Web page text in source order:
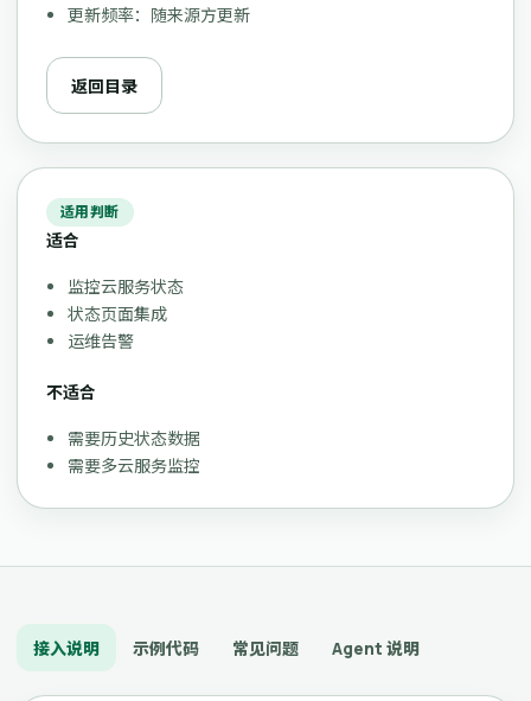
更新频率：随来源方更新
返回目录
适用判断
适合
监控云服务状态
状态页面集成
运维告警
不适合
需要历史状态数据
需要多云服务监控
接入说明 示例代码 常见问题 Agent 说明